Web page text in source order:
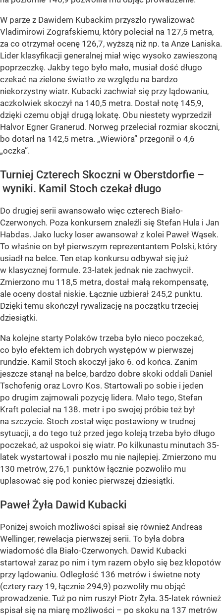
W parze z Dawidem Kubackim przyszło rywalizować
Vladimirowi Zografskiemu, który poleciał na 127,5 metra,
za co otrzymał ocenę 126,7, wyższą niż np. ta Anze Laniska.
Lider klasyfikacji generalnej miał więc wysoko zawieszoną
poprzeczkę. Jakby tego było mało, musiał dość długo
czekać na zielone światło ze względu na bardzo
niekorzystny wiatr. Kubacki zachwiał się przy lądowaniu,
aczkolwiek skoczył na 140,5 metra. Dostał notę 145,9,
dzięki czemu objął drugą lokatę. Obu niestety wyprzedził
Halvor Egner Granerud. Norweg przeleciał rozmiar skoczni,
bo dotarł na 142,5 metra. „Wiewióra” przegonił o 4,6
„oczka”.
Turniej Czterech Skoczni w Oberstdorfie –
wyniki. Kamil Stoch czekał długo
Do drugiej serii awansowało więc czterech Biało-
Czerwonych. Poza konkursem znaleźli się Stefan Hula i Jan
Habdas. Jako lucky loser awansował z kolei Paweł Wąsek.
To właśnie on był pierwszym reprezentantem Polski, który
usiadł na belce. Ten etap konkursu odbywał się już
w klasycznej formule. 23-latek jednak nie zachwycił.
Zmierzono mu 118,5 metra, dostał małą rekompensatę,
ale oceny dostał niskie. Łącznie uzbierał 245,2 punktu.
Dzięki temu skończył rywalizację na początku trzeciej
dziesiątki.
Na kolejne starty Polaków trzeba było nieco poczekać,
co było efektem ich dobrych występów w pierwszej
rundzie. Kamil Stoch skoczył jako 6. od końca. Zanim
jeszcze stanął na belce, bardzo dobre skoki oddali Daniel
Tschofenig oraz Lovro Kos. Startowali po sobie i jeden
po drugim zajmowali pozycję lidera. Mało tego, Stefan
Kraft poleciał na 138. metr i po swojej próbie też był
na szczycie. Stoch został więc postawiony w trudnej
sytuacji, a do tego tuż przed jego koleją trzeba było długo
poczekać, aż uspokoi się wiatr. Po kilkunastu minutach 35-
latek wystartował i poszło mu nie najlepiej. Zmierzono mu
130 metrów, 276,1 punktów łącznie pozwoliło mu
uplasować się pod koniec pierwszej dziesiątki.
Paweł Żyła Dawid Kubacki
Poniżej swoich możliwości spisał się również Andreas
Wellinger, rewelacja pierwszej serii. To była dobra
wiadomość dla Biało-Czerwonych. Dawid Kubacki
startował zaraz po nim i tym razem obyło się bez kłopotów
przy lądowaniu. Odległość 136 metrów i świetne noty
(cztery razy 19, łącznie 294,9) pozwoliły mu objąć
prowadzenie. Tuż po nim ruszył Piotr Żyła. 35-latek również
spisał się na miarę możliwości – po skoku na 137 metrów